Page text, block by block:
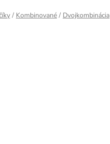
/ Kombinované / Dvojkombinácia